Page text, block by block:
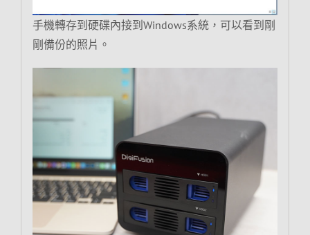
手機轉存到硬碟內接到Windows系統，可以看到剛
剛備份的照片。